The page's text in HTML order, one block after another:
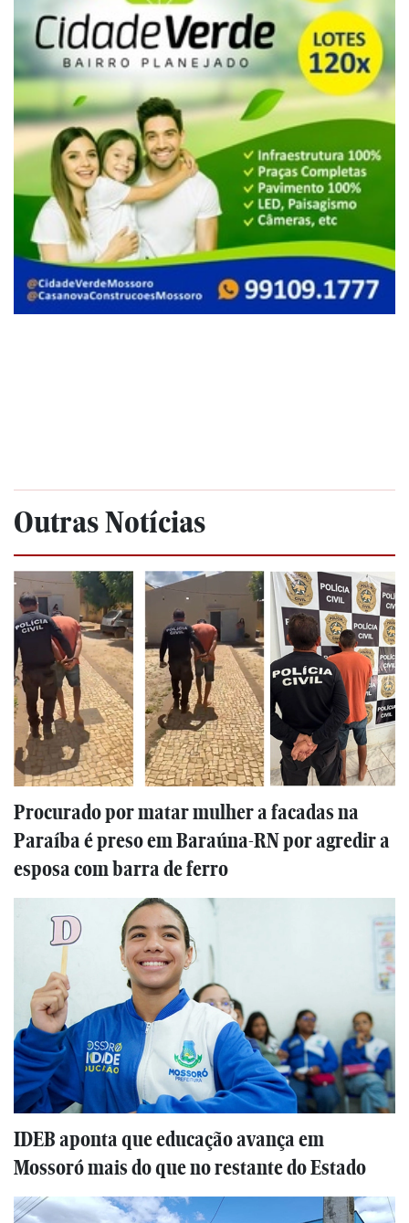
Outras Notícias
Procurado por matar mulher a facadas na
Paraíba é preso em Baraúna-RN por agredir a
esposa com barra de ferro
IDEB aponta que educação avança em
Mossoró mais do que no restante do Estado